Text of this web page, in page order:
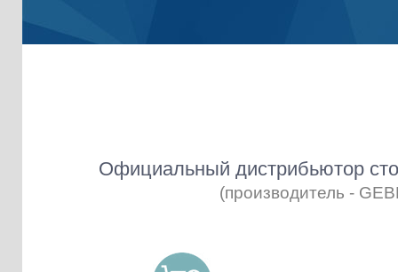
Официальный дистрибьютор
(производитель -